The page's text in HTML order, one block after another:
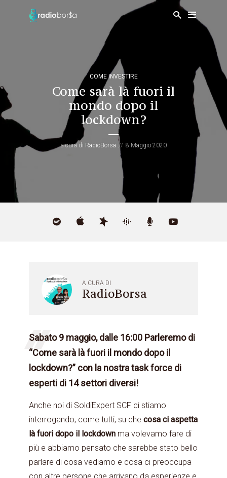
COME INVESTIRE
Come sarà là fuori il
mondo dopo il
lockdown?
a cura di RadioBorsa 8 Maggio 2020
A CURA DI
RadioBorsa
Sabato 9 maggio, dalle 16:00 Parleremo di
“Come sarà là fuori il mondo dopo il
lockdown?” con la nostra task force di
esperti di 14 settori diversi!
Anche noi di SoldiExpert SCF ci stiamo
interrogando, come tutti, su che cosa ci aspetta
là fuori dopo il lockdown ma volevamo fare di
più e abbiamo pensato che sarebbe stato bello
parlare di cosa vediamo e cosa ci preoccupa